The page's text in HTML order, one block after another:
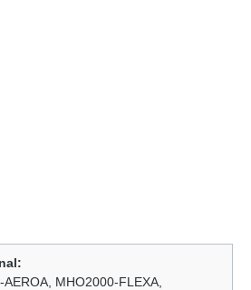
MHO2000-FLEXA,